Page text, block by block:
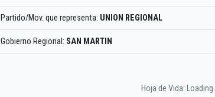
Partido/Mov. que representa: UNION REGIONAL
Gobierno Regional: SAN MARTIN
Hoja de Vida: